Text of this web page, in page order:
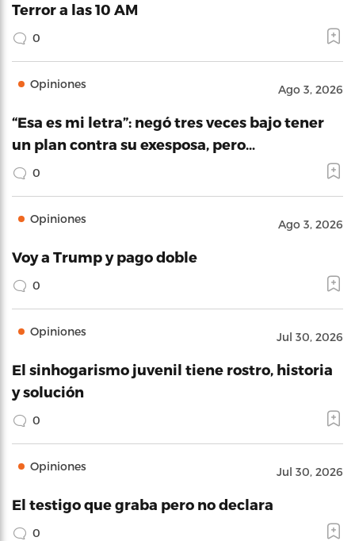
Terror a las 10 AM
0
Opiniones Ago 3, 2026
“Esa es mi letra”: negó tres veces bajo tener
un plan contra su exesposa, pero…
0
Opiniones Ago 3, 2026
Voy a Trump y pago doble
0
Opiniones Jul 30, 2026
El sinhogarismo juvenil tiene rostro, historia
y solución
0
Opiniones Jul 30, 2026
El testigo que graba pero no declara
0